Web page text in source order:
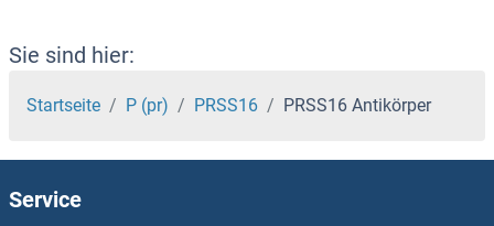
PRR7 Antikörper
PRR5L Antikörper
PRR5 Antikörper
PRR4 Antikörper
Sie sind hier:
Startseite P (pr) PRSS16 PRSS16 Antikörper
Service